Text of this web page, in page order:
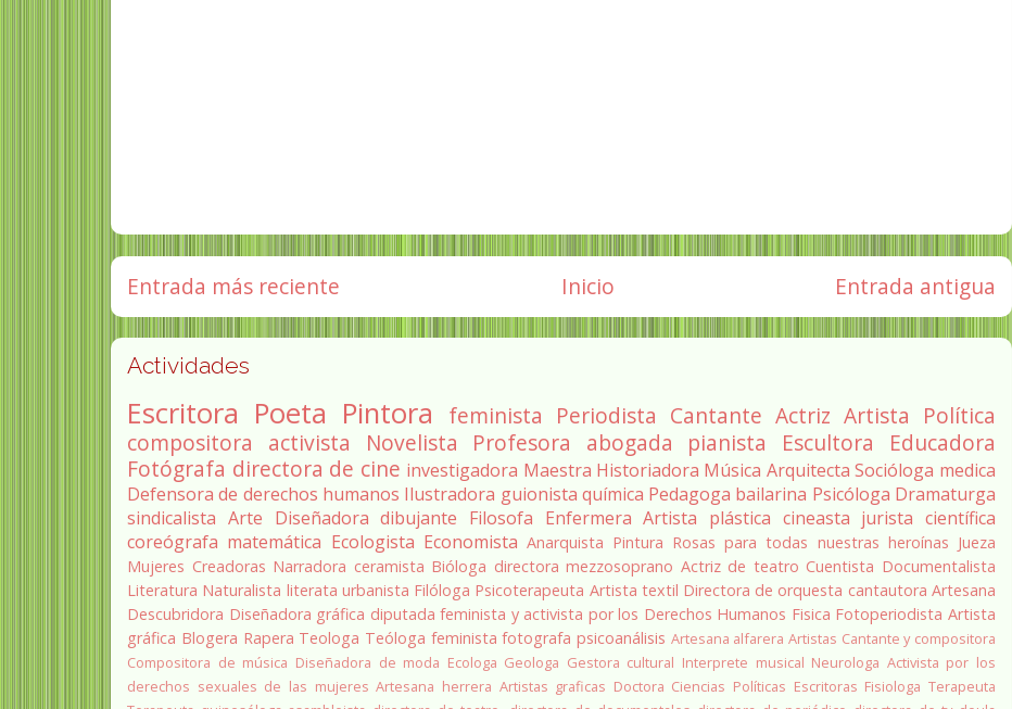
Entrada más reciente Entrada antigua
Inicio
Actividades
Escritora Poeta Pintora feminista Periodista Cantante Actriz Artista Política
compositora
activista Novelista Profesora abogada pianista Escultora
Educadora
Fotógrafa directora de cine investigadora Maestra Historiadora Música Arquitecta Socióloga medica
Defensora de derechos humanos Ilustradora guionista química Pedagoga bailarina Psicóloga Dramaturga
sindicalista Arte Diseñadora dibujante Filosofa Enfermera Artista plástica cineasta jurista científica
coreógrafa matemática Ecologista Economista Anarquista Pintura Rosas para todas nuestras heroínas Jueza
Mujeres Creadoras Narradora ceramista Bióloga directora mezzosoprano Actriz de teatro Cuentista Documentalista
Literatura Naturalista literata urbanista Filóloga Psicoterapeuta Artista textil Directora de orquesta cantautora Artesana
Descubridora Diseñadora gráfica diputada feminista y activista por los Derechos Humanos Fisica Fotoperiodista Artista
gráfica Blogera Rapera Teologa Teóloga feminista fotografa psicoanálisis Artesana alfarera Artistas Cantante y compositora
Compositora de música Diseñadora de moda Ecologa Geologa Gestora cultural Interprete musical Neurologa Activista por los
derechos sexuales de las mujeres Artesana herrera Artistas graficas Doctora Ciencias Políticas Escritoras Fisiologa Terapeuta